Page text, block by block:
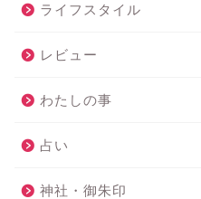
ライフスタイル
レビュー
わたしの事
占い
神社・御朱印